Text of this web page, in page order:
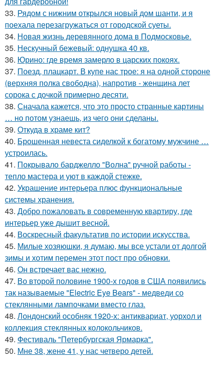
33. Рядом с нижним открылся новый дом шанти, и я
поехала перезагружаться от городской суеты.
34. Новая жизнь деревянного дома в Подмосковье.
35. Нескучный бежевый: однушка 40 кв.
36. Юрино: где время замерло в царских покоях.
37. Поезд, плацкарт. В купе нас трое: я на одной стороне
(верхняя полка свободна), напротив - женщина лет
сорока с дочкой примерно десяти.
38. Сначала кажется, что это просто странные картины
… но потом узнаешь, из чего они сделаны.
39. Откуда в храме кит?
40. Брошенная невеста сиделкой к богатому мужчине …
устроилась.
41. Покрывало барджелло "Волна" ручной работы -
тепло мастера и уют в каждой стежке.
42. Украшение интерьера плюс функциональные
системы хранения.
43. Добро пожаловать в современную квартиру, где
интерьер уже дышит весной.
44. Воскресный факультатив по истории искусства.
45. Милые хозяюшки, я думаю, мы все устали от долгой
зимы и хотим перемен этот пост про обновки.
46. Он встречает вас нежно.
47. Во второй половине 1900-х годов в США появились
так называемые "Electric Eye Bears" - медведи со
стеклянными лампочками вместо глаз.
48. Лондонский особняк 1920-х: антиквариат, уорхол и
коллекция стеклянных колокольчиков.
49. Фестиваль "Петербургская Ярмарка".
50. Мне 38, жене 41, у нас четверо детей.